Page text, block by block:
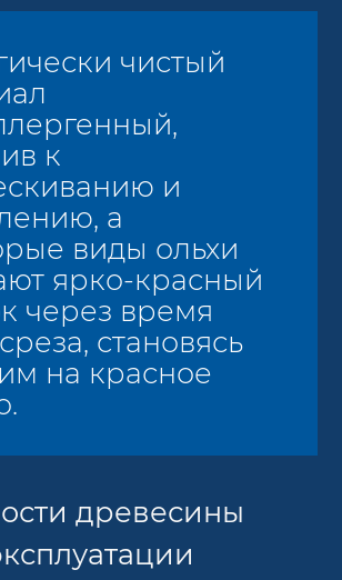
чистый
к
и
а
виды ольхи
ярко-красный
через время
становясь
на красное
древесины